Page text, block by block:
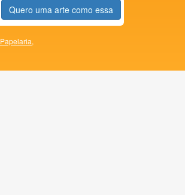
Quero uma arte como essa
Papelaria,